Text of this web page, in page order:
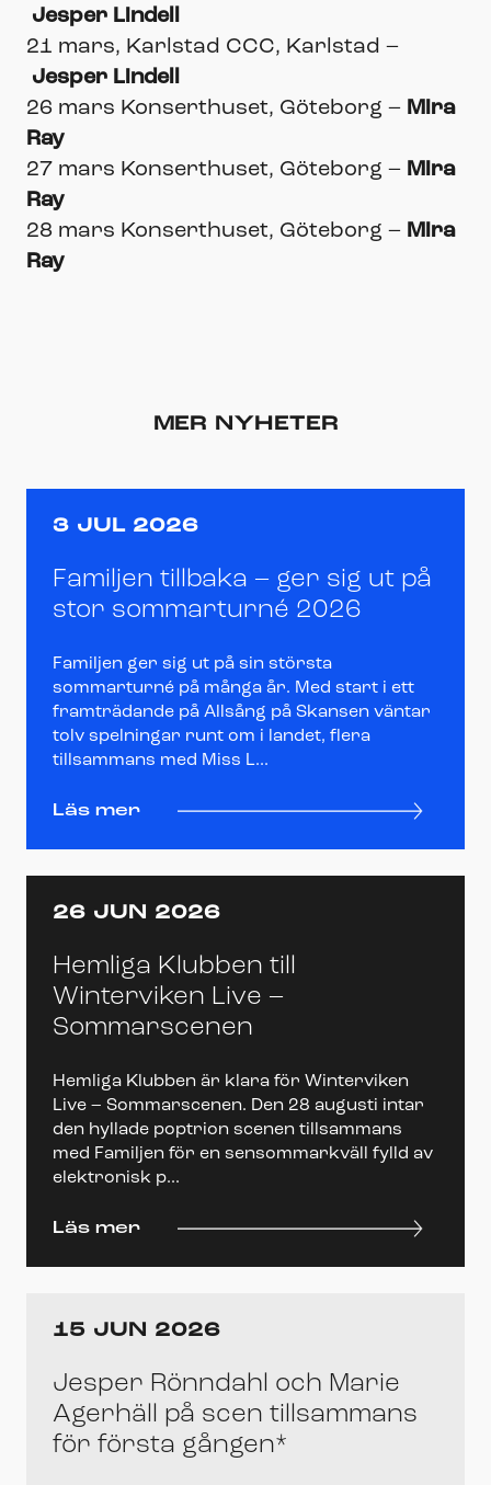
Jesper Lindell
21 mars, Karlstad CCC, Karlstad –
Jesper Lindell
26 mars Konserthuset, Göteborg – Mira
Ray
27 mars Konserthuset, Göteborg – Mira
Ray
28 mars Konserthuset, Göteborg – Mira
Ray
MER NYHETER
3 JUL 2026
Familjen tillbaka – ger sig ut på
stor sommarturné 2026
Familjen ger sig ut på sin största
sommarturné på många år. Med start i ett
framträdande på Allsång på Skansen väntar
tolv spelningar runt om i landet, flera
tillsammans med Miss L...
Läs mer
26 JUN 2026
Hemliga Klubben till
Winterviken Live –
Sommarscenen
Hemliga Klubben är klara för Winterviken
Live – Sommarscenen. Den 28 augusti intar
den hyllade poptrion scenen tillsammans
med Familjen för en sensommarkväll fylld av
elektronisk p...
Läs mer
15 JUN 2026
Jesper Rönndahl och Marie
Agerhäll på scen tillsammans
för första gången*